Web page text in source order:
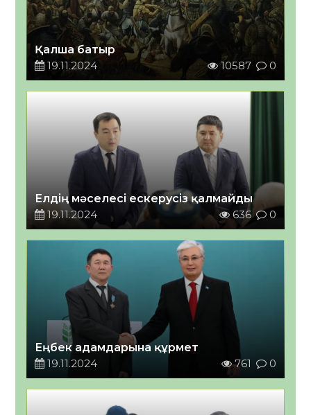
Қалша батыр
19.11.2024
10587 0
Елдің мәселесі ескерусіз қалмайды
19.11.2024
636 0
Еңбек адамдарына құрмет
19.11.2024
761 0